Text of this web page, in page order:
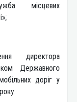
місцевих
директора
Державного
доріг у